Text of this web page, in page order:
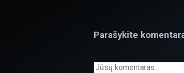
Parašykite